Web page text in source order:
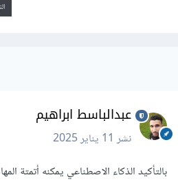
عبدالباسط ابراهيم
نشر11 يناير 2025
بالتأكيد الذكاء الاصطناعي يمكنه أتمتة